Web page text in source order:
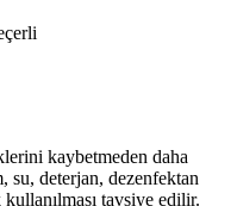
kaybetmeden daha
su, deterjan, dezenfektan
tavsiye edilir.